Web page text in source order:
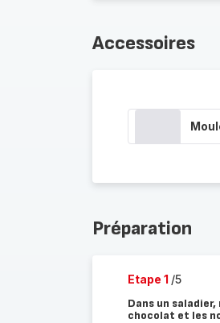
Accessoires
Préparation
Etape 1 /5
Dans un
chocolat et les